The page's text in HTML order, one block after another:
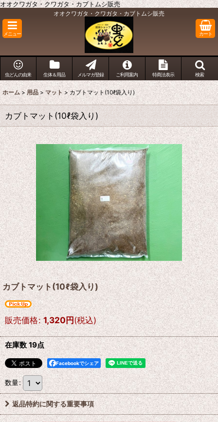
オオクワガタ・クワガタ・カブトムシ販売
オオクワガタ・クワガタ・カブトムシ販売
メニュー カート
虫どんの由来 生体＆用品 メルマガ登録 ご利用案内 特商法表示 検索
ホーム > 用品 > マット > カブトマット(10ℓ袋入り)
カブトマット(10ℓ袋入り)
カブトマット(10ℓ袋入り)
販売価格: 1,320円(税込)
在庫数 19点
Facebookでシェア
数量:
返品特約に関する重要事項